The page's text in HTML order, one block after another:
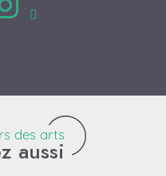
des arts
aussipeintre